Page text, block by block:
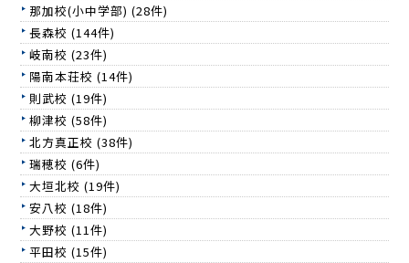
那加校(小中学部) (28件)
長森校 (144件)
岐南校 (23件)
陽南本荘校 (14件)
則武校 (19件)
柳津校 (58件)
北方真正校 (38件)
瑞穂校 (6件)
大垣北校 (19件)
安八校 (18件)
大野校 (11件)
平田校 (15件)